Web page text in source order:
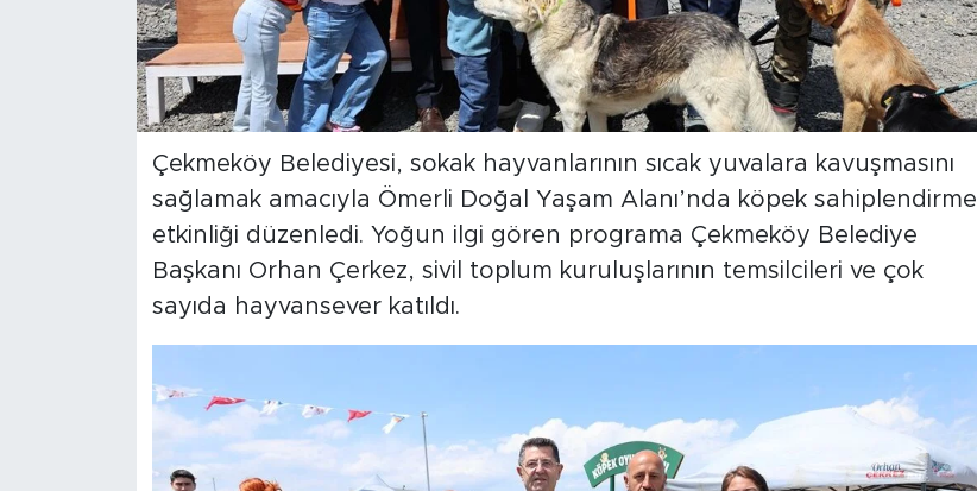
Çekmeköy Belediyesi, sokak hayvanlarının sıcak yuvalara kavuşmasını
sağlamak amacıyla Ömerli Doğal Yaşam Alanı’nda köpek sahiplendirme
etkinliği düzenledi. Yoğun ilgi gören programa Çekmeköy Belediye
Başkanı Orhan Çerkez, sivil toplum kuruluşlarının temsilcileri ve çok
sayıda hayvansever katıldı.